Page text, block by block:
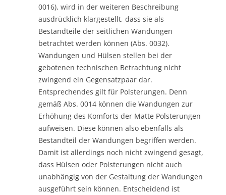
0016), wird in der weiteren Beschreibung
ausdrücklich klargestellt, dass sie als
Bestandteile der seitlichen Wandungen
betrachtet werden können (Abs. 0032).
Wandungen und Hülsen stellen bei der
gebotenen technischen Betrachtung nicht
zwingend ein Gegensatzpaar dar.
Entsprechendes gilt für Polsterungen. Denn
gemäß Abs. 0014 können die Wandungen zur
Erhöhung des Komforts der Matte Polsterungen
aufweisen. Diese können also ebenfalls als
Bestandteil der Wandungen begriffen werden.
Damit ist allerdings noch nicht zwingend gesagt,
dass Hülsen oder Polsterungen nicht auch
unabhängig von der Gestaltung der Wandungen
ausgeführt sein können. Entscheidend ist